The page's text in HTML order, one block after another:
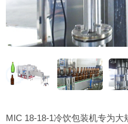
MIC 18-18-1冷饮包装机专为